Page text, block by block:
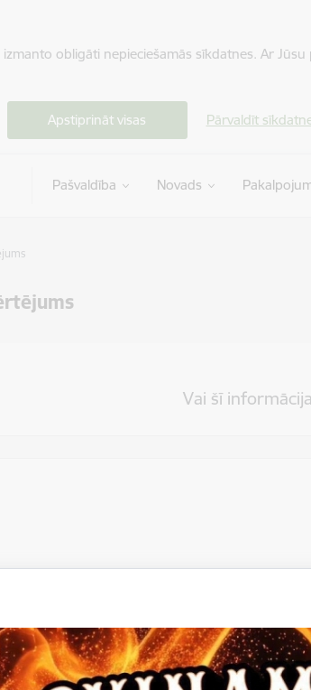
obligāti nepieciešamās sīkdatnes. Ar
Apstiprināt visas Pārvaldīt
Pašvaldība Novads
Vai šī